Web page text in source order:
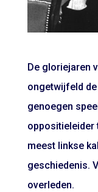
De gloriejaren
ongetwijfeld
genoegen
oppositieleider
meest linkse
geschiedenis.
overleden.